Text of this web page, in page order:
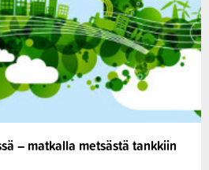
– matkalla metsästä tankkiin